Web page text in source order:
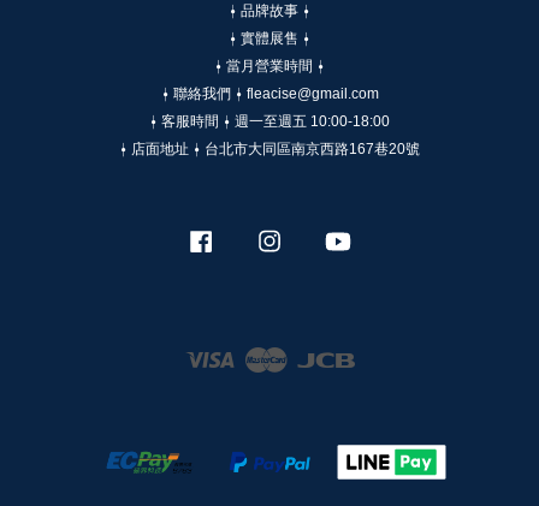
⍿ 品牌故事 ⍿
⍿ 實體展售 ⍿
⍿ 當月營業時間 ⍿
⍿ 聯絡我們 ⍿ fleacise@gmail.com
⍿ 客服時間 ⍿ 週一至週五 10:00-18:00
⍿ 店面地址 ⍿ 台北市大同區南京西路167巷20號
Facebook Instagram
Visa Master